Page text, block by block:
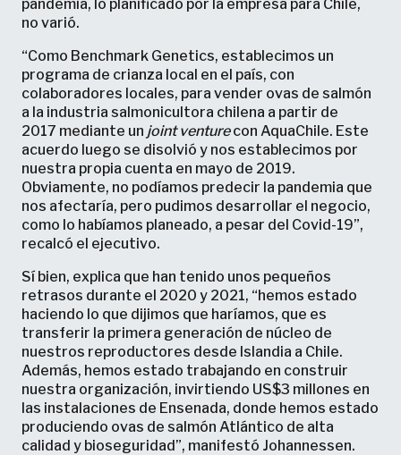
pandemia, lo planificado por la empresa para Chile,
no varió.
“Como Benchmark Genetics, establecimos un
programa de crianza local en el país, con
colaboradores locales, para vender ovas de salmón
a la industria salmonicultora chilena a partir de
2017 mediante un joint venturecon AquaChile. Este
acuerdo luego se disolvió y nos establecimos por
nuestra propia cuenta en mayo de 2019.
Obviamente, no podíamos predecir la pandemia que
nos afectaría, pero pudimos desarrollar el negocio,
como lo habíamos planeado, a pesar del Covid-19”,
recalcó el ejecutivo.
Sí bien, explica que han tenido unos pequeños
retrasos durante el 2020 y 2021, “hemos estado
haciendo lo que dijimos que haríamos, que es
transferir la primera generación de núcleo de
nuestros reproductores desde Islandia a Chile.
Además, hemos estado trabajando en construir
nuestra organización, invirtiendo US$3 millones en
las instalaciones de Ensenada, donde hemos estado
produciendo ovas de salmón Atlántico de alta
calidad y bioseguridad”, manifestó Johannessen.